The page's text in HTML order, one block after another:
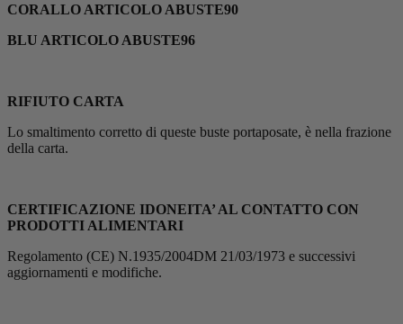
CORALLO ARTICOLO ABUSTE90
BLU ARTICOLO ABUSTE96
RIFIUTO CARTA
Lo smaltimento corretto di queste buste portaposate, è nella frazione
della carta.
CERTIFICAZIONE IDONEITA’ AL CONTATTO CON
PRODOTTI ALIMENTARI
Regolamento (CE) N.1935/2004DM 21/03/1973 e successivi
aggiornamenti e modifiche.